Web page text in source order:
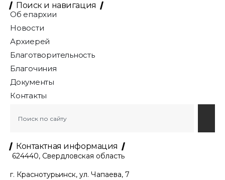
Поиск и навигация
Об епархии
Новости
Архиерей
Благотворительность
Благочиния
Документы
Контакты
Контактная информация
624440, Свердловская область
г. Краснотурьинск, ул. Чапаева, 7